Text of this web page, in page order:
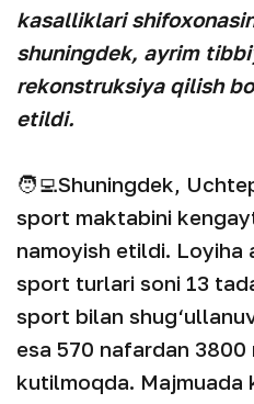
kasalliklari
shuningdek, ayrim
rekonstruksiya qilish
etildi.
🧑‍💻Shuningdek,
sport maktabini
namoyish etildi. Loyiha
sport turlari soni 13
sport bilan
esa 570 nafardan
kutilmoqda. Majmuada